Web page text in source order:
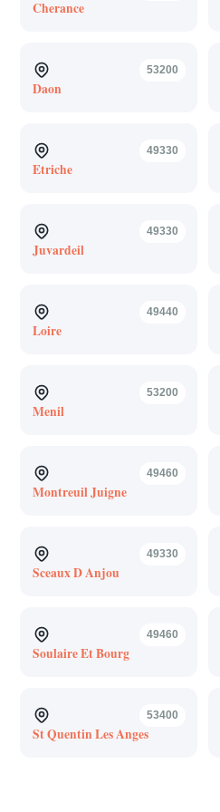
Cherance
53200
Daon
49330
Etriche
49330
Juvardeil
49440
Loire
53200
Menil
49460
Montreuil Juigne
49330
Sceaux D Anjou
49460
Soulaire Et Bourg
53400
St Quentin Les Anges